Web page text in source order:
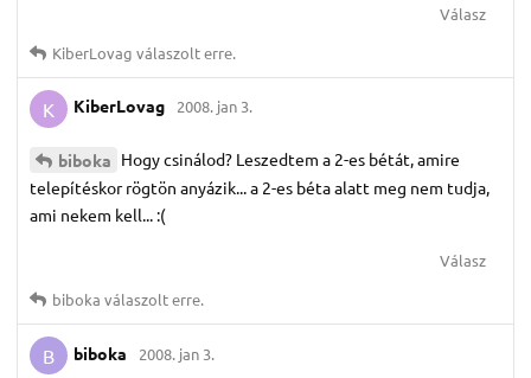
Válasz
KiberLovag válaszolt erre.
K KiberLovag 2008. jan 3.
biboka Hogy csinálod? Leszedtem a 2-es bétát, amire
telepítéskor rögtön anyázik... a 2-es béta alatt meg nem tudja,
ami nekem kell... :(
Válasz
biboka válaszolt erre.
B biboka 2008. jan 3.